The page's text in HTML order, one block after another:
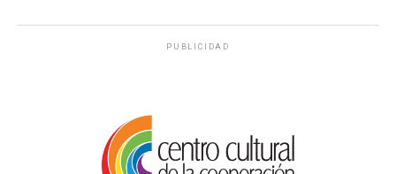
PUBLICIDAD